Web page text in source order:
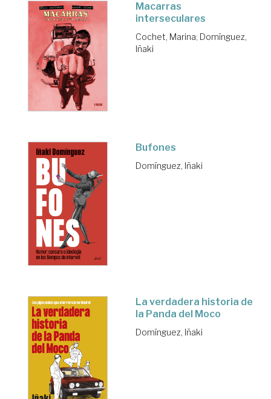
Macarras
interseculares
Cochet, Marina; Domínguez,
Iñaki
Bufones
Domínguez, Iñaki
La verdadera historia de
la Panda del Moco
Domínguez, Iñaki